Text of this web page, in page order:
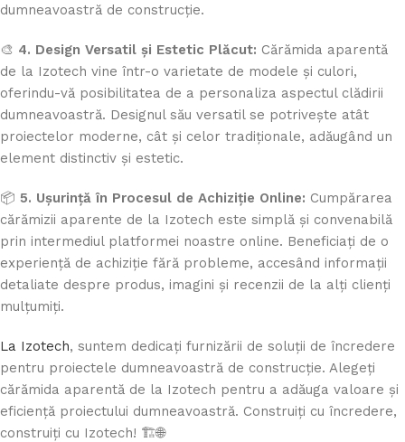
dumneavoastră de construcție.
🎨 4. Design Versatil și Estetic Plăcut: Cărămida aparentă
de la Izotech vine într-o varietate de modele și culori,
oferindu-vă posibilitatea de a personaliza aspectul clădirii
dumneavoastră. Designul său versatil se potrivește atât
proiectelor moderne, cât și celor tradiționale, adăugând un
element distinctiv și estetic.
📦 5. Ușurință în Procesul de Achiziție Online: Cumpărarea
cărămizii aparente de la Izotech este simplă și convenabilă
prin intermediul platformei noastre online. Beneficiați de o
experiență de achiziție fără probleme, accesând informații
detaliate despre produs, imagini și recenzii de la alți clienți
mulțumiți.
La Izotech, suntem dedicați furnizării de soluții de încredere
pentru proiectele dumneavoastră de construcție. Alegeți
cărămida aparentă de la Izotech pentru a adăuga valoare și
eficiență proiectului dumneavoastră. Construiți cu încredere,
construiți cu Izotech! 🏗️🌐